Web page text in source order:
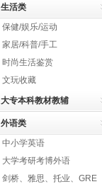
生活类
保健/娱乐/运动
家居/科普/手工
时尚生活鉴赏
文玩收藏
大专本科教材教辅
外语类
中小学英语
大学考研考博外语
剑桥、雅思、托业、GRE